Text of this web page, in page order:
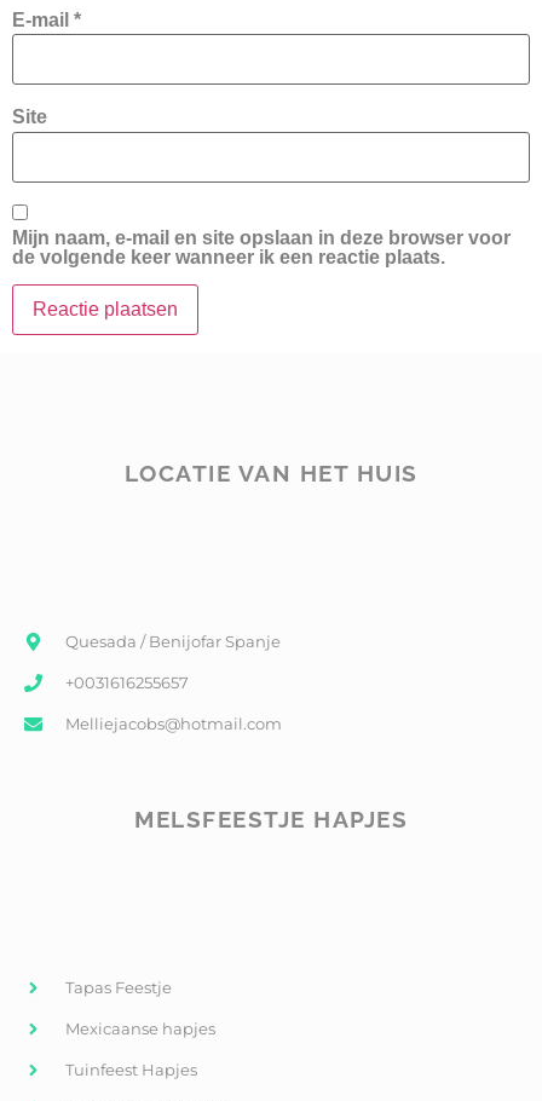
E-mail *
Site
Mijn naam, e-mail en site opslaan in deze browser voor
de volgende keer wanneer ik een reactie plaats.
LOCATIE VAN HET HUIS
Quesada / Benijofar Spanje
+0031616255657
Melliejacobs@hotmail.com
MELSFEESTJE HAPJES
Tapas Feestje
Mexicaanse hapjes
Tuinfeest Hapjes